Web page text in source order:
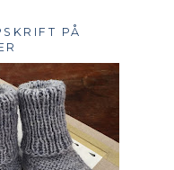
PÅ